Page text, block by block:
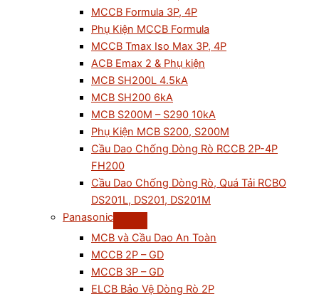
MCCB Formula 3P, 4P
Phụ Kiện MCCB Formula
MCCB Tmax Iso Max 3P, 4P
ACB Emax 2 & Phụ kiện
MCB SH200L 4.5kA
MCB SH200 6kA
MCB S200M – S290 10kA
Phụ Kiện MCB S200, S200M
Cầu Dao Chống Dòng Rò RCCB 2P-4P
FH200
Cầu Dao Chống Dòng Rò, Quá Tải RCBO
DS201L, DS201, DS201M
Panasonic
MCB và Cầu Dao An Toàn
MCCB 2P – GD
MCCB 3P – GD
ELCB Bảo Vệ Dòng Rò 2P